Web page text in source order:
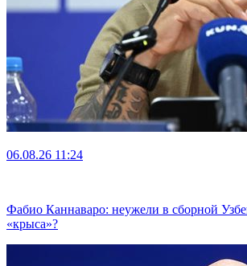
06.08.26 11:24
Фабио Каннаваро: неужели в сборной
«крыса»?